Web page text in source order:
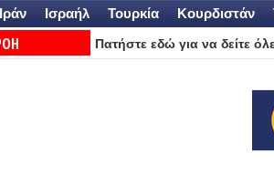
Ιράν Ισραήλ Τουρκία Κουρδιστάν
Πατήστε εδώ για να δείτε